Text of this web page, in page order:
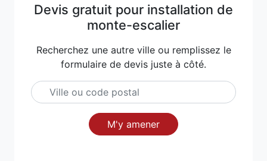
Devis gratuit pour installation de
monte-escalier
Recherchez une autre ville ou remplissez le
formulaire de devis juste à côté.
M'y amener